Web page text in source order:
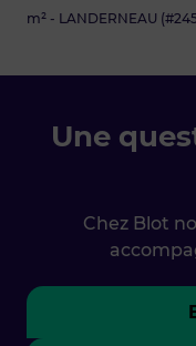
m² - LANDERNEAU
Une
Chez Blot